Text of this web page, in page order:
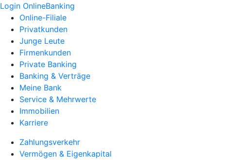
Login OnlineBanking
Online-Filiale
Privatkunden
Junge Leute
Firmenkunden
Private Banking
Banking & Verträge
Meine Bank
Service & Mehrwerte
Immobilien
Karriere
Zahlungsverkehr
Vermögen & Eigenkapital